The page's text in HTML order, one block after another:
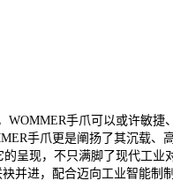
WOMMER手爪可以或许敏捷
手爪更是阐扬了其沉载、
呈现，不只满脚了现代工业
并进，配合迈向工业智能制